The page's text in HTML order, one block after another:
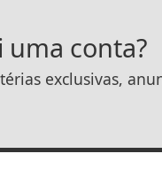
uma conta?
exclusivas,